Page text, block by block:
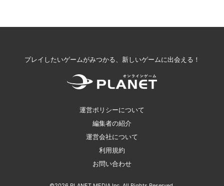
プレイしたいゲームがみつかる、新しいゲームに出会える！
運営ポリシーについて
編集者の紹介
運営会社について
利用規約
お問い合わせ